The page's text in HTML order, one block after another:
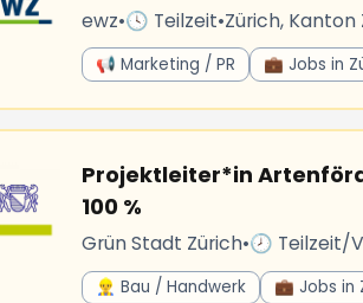
ewz•🕓 Teilzeit•Zürich, Kanton
📢 Marketing / PR 💼 Jobs in
Projektleiter*in
100 %
Grün Stadt Zürich•🕗 Teilzeit/
👷‍♂️ Bau / Handwerk 💼 Jobs in